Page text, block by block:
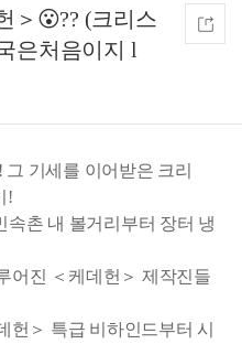
＞😮?? (크리스
은처음이지 l
기세를 이어받은 크리
!
촌 내 볼거리부터 장터 냉
어진 ＜케데헌＞ 제작진들
＞ 특급 비하인드부터 시